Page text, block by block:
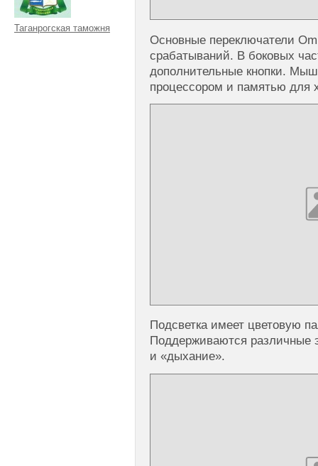
Таганрогская таможня
Основные переключатели
срабатываний. В боковых
дополнительные кнопки.
процессором и памятью для
Подсветка имеет цветовую
Поддерживаются различные
и «дыхание».